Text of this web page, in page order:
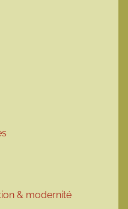
& modernité